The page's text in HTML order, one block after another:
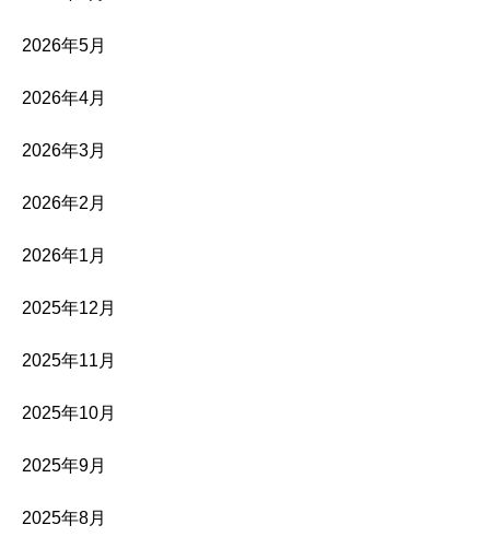
2026年5月
2026年4月
2026年3月
2026年2月
2026年1月
2025年12月
2025年11月
2025年10月
2025年9月
2025年8月